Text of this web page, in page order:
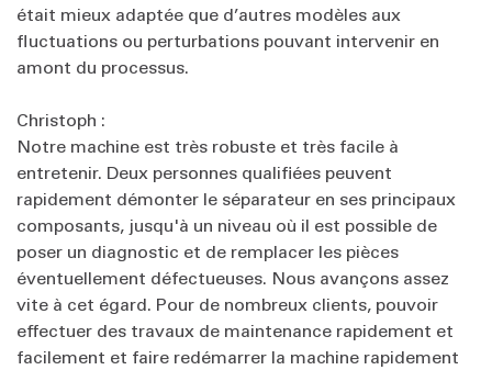
était mieux adaptée que d’autres modèles aux
fluctuations ou perturbations pouvant intervenir en
amont du processus.
Christoph :
Notre machine est très robuste et très facile à
entretenir. Deux personnes qualifiées peuvent
rapidement démonter le séparateur en ses principaux
composants, jusqu'à un niveau où il est possible de
poser un diagnostic et de remplacer les pièces
éventuellement défectueuses. Nous avançons assez
vite à cet égard. Pour de nombreux clients, pouvoir
effectuer des travaux de maintenance rapidement et
facilement et faire redémarrer la machine rapidement